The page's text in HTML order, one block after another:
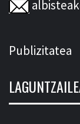
Publizitatea